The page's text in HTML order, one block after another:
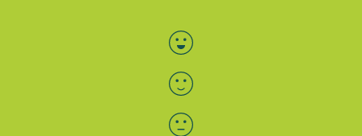
Bewertung auswählen